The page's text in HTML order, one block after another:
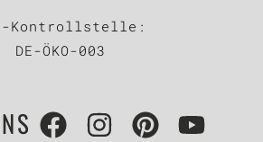
Kontrollstelle:
DE-ÖKO-003